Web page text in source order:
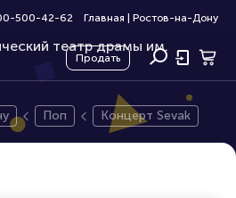
500-42-62 Главная Ростов-на-Дону
Продать
театр драмы им.
16+
Поп Концерт Sevak